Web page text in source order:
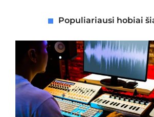
Populiariausi hobiai